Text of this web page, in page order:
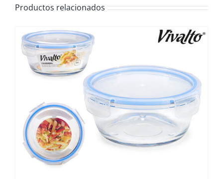
Productos relacionados
/ DETALLES